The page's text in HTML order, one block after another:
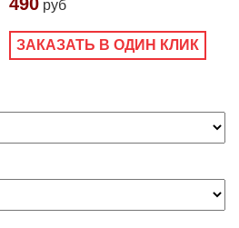
руб
ЗАКАЗАТЬ В ОДИН КЛИК